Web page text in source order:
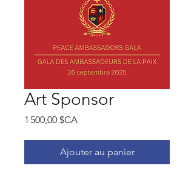
Art Sponsor
1 500,00 $CAPrix
Ajouter au panier